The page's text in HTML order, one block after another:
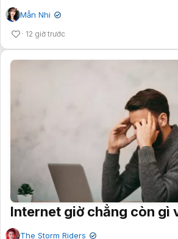
Mẫn Nhi ✔
12 giờ trước
Internet giờ chẳng còn gì
The Storm Riders ✔